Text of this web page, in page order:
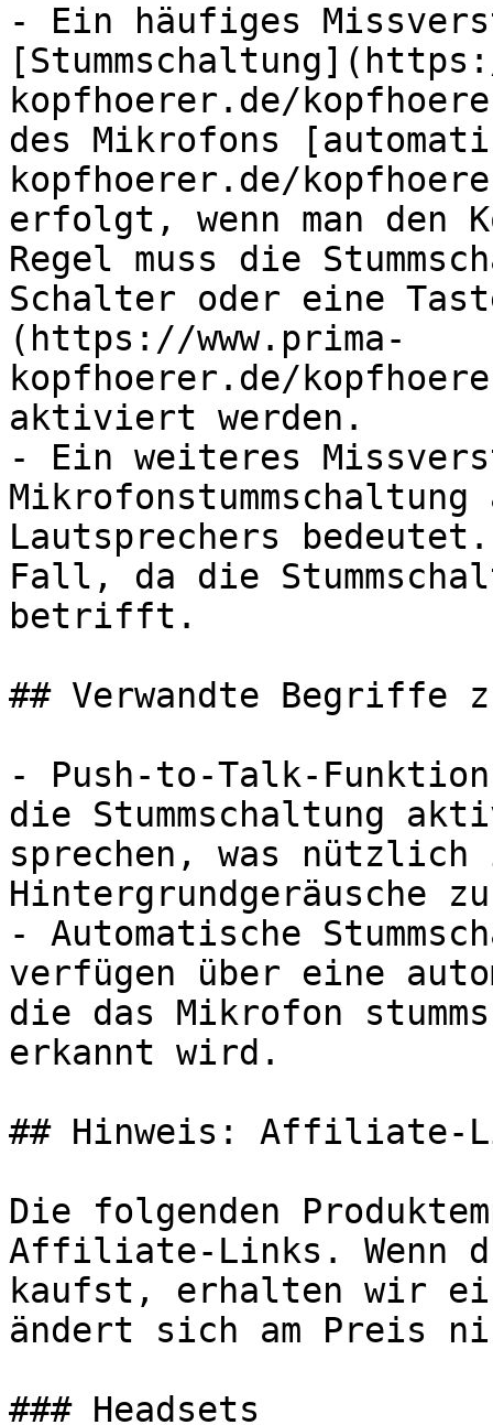
- Ein häufiges
kopfhoerer.de/
des Mikrofons
kopfhoerer.de/
erfolgt, wenn man den
Regel muss die
Schalter oder eine
(https://www.prima-
kopfhoerer.de/
aktiviert werden.
- Ein weiteres
Lautsprechers
Fall, da die
betrifft.
## Verwandte Begriffe
- Push-to-Talk-
die Stummschaltung
sprechen, was
Hintergrundgeräusche
- Automatische
verfügen über eine
die das Mikrofon
erkannt wird.
## Hinweis: Affiliate-
Die folgenden
Affiliate-Links. Wenn
kaufst, erhalten wir
ändert sich am Preis
### Headsets